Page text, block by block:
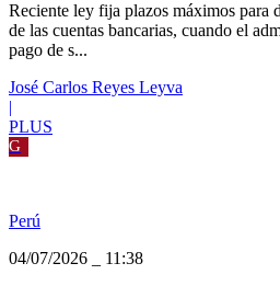
Reciente ley fija plazos máximos para
de las cuentas bancarias, cuando el
pago de s...
José Carlos Reyes Leyva
|
PLUS
G
Perú
04/07/2026
11:38